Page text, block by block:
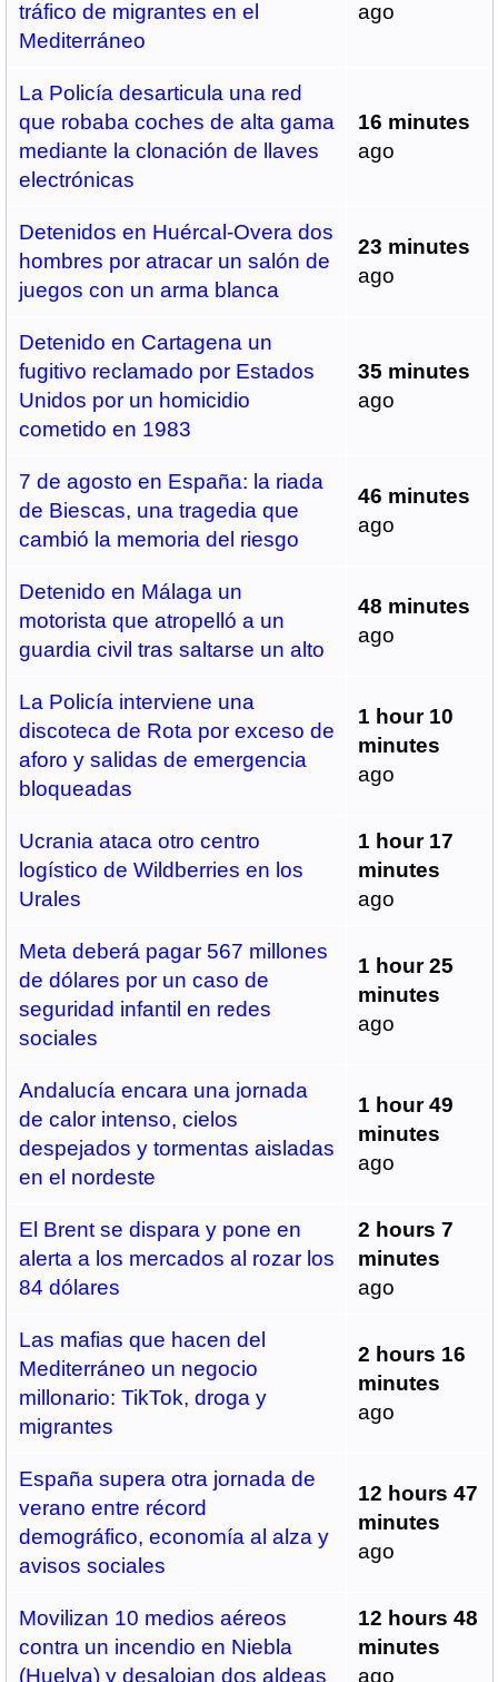
tráfico de migrantes en el
Mediterráneo
ago
La Policía desarticula una red
que robaba coches de alta gama
mediante la clonación de llaves
electrónicas
16 minutes
ago
Detenidos en Huércal-Overa dos
hombres por atracar un salón de
juegos con un arma blanca
23 minutes
ago
Detenido en Cartagena un
fugitivo reclamado por Estados
Unidos por un homicidio
cometido en 1983
35 minutes
ago
7 de agosto en España: la riada
de Biescas, una tragedia que
cambió la memoria del riesgo
46 minutes
ago
Detenido en Málaga un
motorista que atropelló a un
guardia civil tras saltarse un alto
48 minutes
ago
La Policía interviene una
discoteca de Rota por exceso de
aforo y salidas de emergencia
bloqueadas
1 hour 10
minutes
ago
Ucrania ataca otro centro
logístico de Wildberries en los
Urales
1 hour 17
minutes
ago
Meta deberá pagar 567 millones
de dólares por un caso de
seguridad infantil en redes
sociales
1 hour 25
minutes
ago
Andalucía encara una jornada
de calor intenso, cielos
despejados y tormentas aisladas
en el nordeste
1 hour 49
minutes
ago
El Brent se dispara y pone en
alerta a los mercados al rozar los
84 dólares
2 hours 7
minutes
ago
Las mafias que hacen del
Mediterráneo un negocio
millonario: TikTok, droga y
migrantes
2 hours 16
minutes
ago
España supera otra jornada de
verano entre récord
demográfico, economía al alza y
avisos sociales
12 hours 47
minutes
ago
Movilizan 10 medios aéreos
contra un incendio en Niebla
(Huelva) y desalojan dos aldeas
12 hours 48
minutes
ago